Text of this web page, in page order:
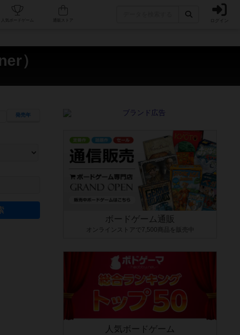
人気ボードゲーム ログイン
）
発売年
きます。マニュアルを読む時間や参加者へのルール説明時間は含まれていないため、初めて
きるよう、中世ファンタジー・クッキング・海賊同士の対決など、ゲームコンセプトを絞
主にボードゲームに慣れている方向けの絞込機能です。例えば「ダイスロール」はランダ
ボードゲーム通販
オンラインストアで7,500商品を販売中
人気ボードゲーム